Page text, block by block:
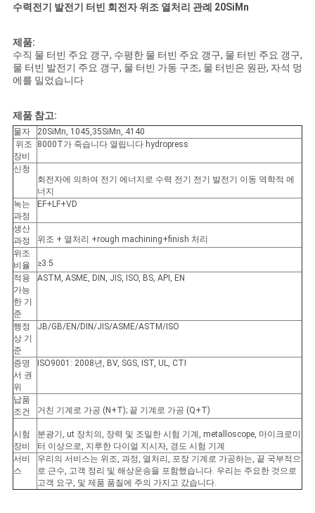
트
맵
PRIVACY
POLICY
수력전기 발전기 터빈 회전자 위조 열처리 관례 20SiMn
제품:
수직 물 터빈 주요 갱구, 수평한 물 터빈 주요 갱구, 물 터빈 주요 갱구,
물 터빈 발전기 주요 갱구, 물 터빈 가동 구조, 물 터빈은 원판, 자석 멍
에를 밀었습니다
제품 참고:
물자
20SiMn, 1045,35SiMn, 4140
위조
장비
8000T가 죽습니다 열립니다 hydropress
신청
회전자에 의하여 전기 에너지로 수력 전기 전기 발전기 이동 역학적 에
너지
녹는
과정
EF+LF+VD
생산
과정
위조 + 열처리 +rough machining+finish 처리
위조
비율
≥3.5
적용
가능
한 기
준
ASTM, ASME, DIN, JIS, ISO, BS, API, EN
행정
상 기
준
JB/GB/EN/DIN/JIS/ASME/ASTM/ISO
증명
서 권
위
ISO9001: 2008년, BV, SGS, IST, UL, CTI
납품
조건
거친 기계로 가공 (N+T); 끝 기계로 가공 (Q+T)
시험
장비
분광기, ut 장치의, 장력 및 조밀한 시험 기계, metalloscope, 마이크로미
터 이상으로, 지루한 다이얼 지시자, 경도 시험 기계
서비
스
우리의 서비스는 위조, 과정, 열처리, 포장 기계로 가공하는, 끝 국부적으
로 근수, 고객 정리 및 해상운송을 포함했습니다. 우리는 주요한 것으로
고객 요구, 및 제품 품질에 주의 가지고 갔습니다.